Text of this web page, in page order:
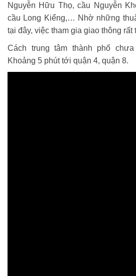
Nguyễn Hữu Thọ, cầu Nguyễn
cầu Long Kiểng,… Nhờ những
tại đây, việc tham gia giao thông rất
Cách trung tâm thành phố
Khoảng 5 phút tới quận 4, quận 8.